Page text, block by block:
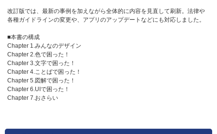
改訂版では、最新の事例を加えながら全体的に内容を見直して刷新。法律や
各種ガイドラインの変更や、アプリのアップデートなどにも対応しました。
■本書の構成
Chapter 1.みんなのデザイン
Chapter 2.色で困った！
Chapter 3.文字で困った！
Chapter 4.ことばで困った！
Chapter 5.図解で困った！
Chapter 6.UIで困った！
Chapter 7.おさらい